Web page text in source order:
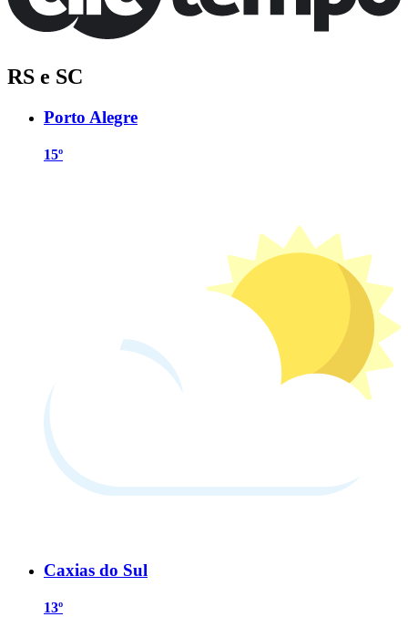
RS e SC
Porto Alegre
15º
Caxias do Sul
13º